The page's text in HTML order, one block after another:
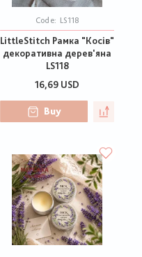
Code: LS118
LittleStitch Рамка "Косів"
декоративна дерев'яна
LS118
16,69 USD
Buy